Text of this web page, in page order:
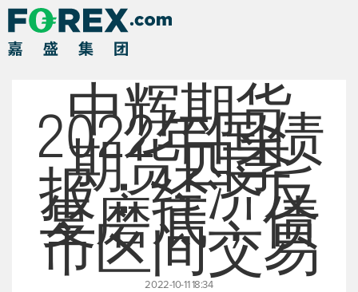
中辉期货
2022年国债
期货四季
报：经济反
复磨底，债
市区间交易
2022-10-11 18:34